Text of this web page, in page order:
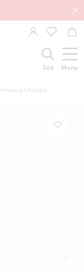
Sök Meny
Amberg Chelsea